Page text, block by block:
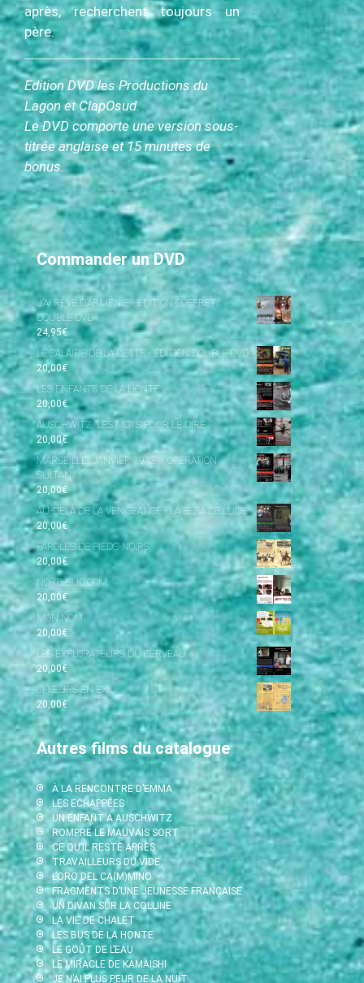
après, recherchent toujours un
père.
Edition DVD les Productions du
Lagon et ClapOsud.
Le DVD comporte une version sous-
titrée anglaise et 15 minutes de
bonus.
Commander un DVD
J’AI RÊVÉ D’ARMÉNIE - ÉDITION COFFRET
DOUBLE DVD
24,95€
LE SALAIRE DE LA DETTE - ÉDITION DOUBLE DVD
20,00€
LES ENFANTS DE LA HONTE
20,00€
AUSCHWITZ, LES MOTS POUR LE DIRE
20,00€
MARSEILLE, JANVIER 1943 – OPÉRATION
SULTAN
20,00€
AU-DELÀ DE LA VENGEANCE - LA BESA DE LUCE
20,00€
PAROLES DE PIEDS-NOIRS
20,00€
NORD-SUD.COM
20,00€
MON NOM
20,00€
LES EXPLORATEURS DU CERVEAU
20,00€
CHŒURS EN EXIL
20,00€
Autres films du catalogue
À LA RENCONTRE D’EMMA
LES ECHAPPÉES
UN ENFANT À AUSCHWITZ
ROMPRE LE MAUVAIS SORT
CE QU’IL RESTE APRÈS
TRAVAILLEURS DU VIDE
L’ORO DEL CA(M)MINO
FRAGMENTS D’UNE JEUNESSE FRANÇAISE
UN DIVAN SUR LA COLLINE
LA VIE DE CHALET
LES BUS DE LA HONTE
LE GOÛT DE L’EAU
LE MIRACLE DE KAMAISHI
JE N’AI PLUS PEUR DE LA NUIT